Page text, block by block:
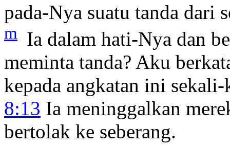
pada-Nya suatu tanda dari
m Ia dalam hati-Nya dan
meminta tanda? Aku
kepada angkatan ini
8:13 Ia meninggalkan
bertolak ke seberang.